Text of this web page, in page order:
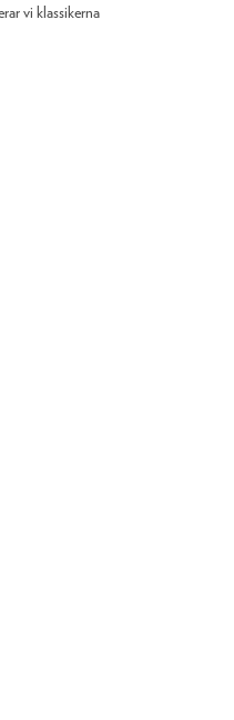
vi klassikerna